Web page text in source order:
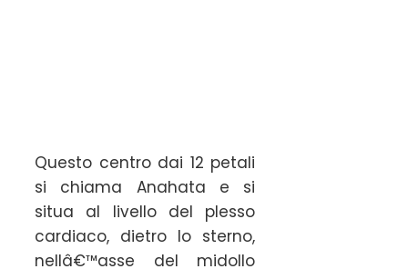
Questo centro dai 12 petali
si chiama Anahata e si
situa al livello del plesso
cardiaco, dietro lo sterno,
nellâ€™asse del midollo